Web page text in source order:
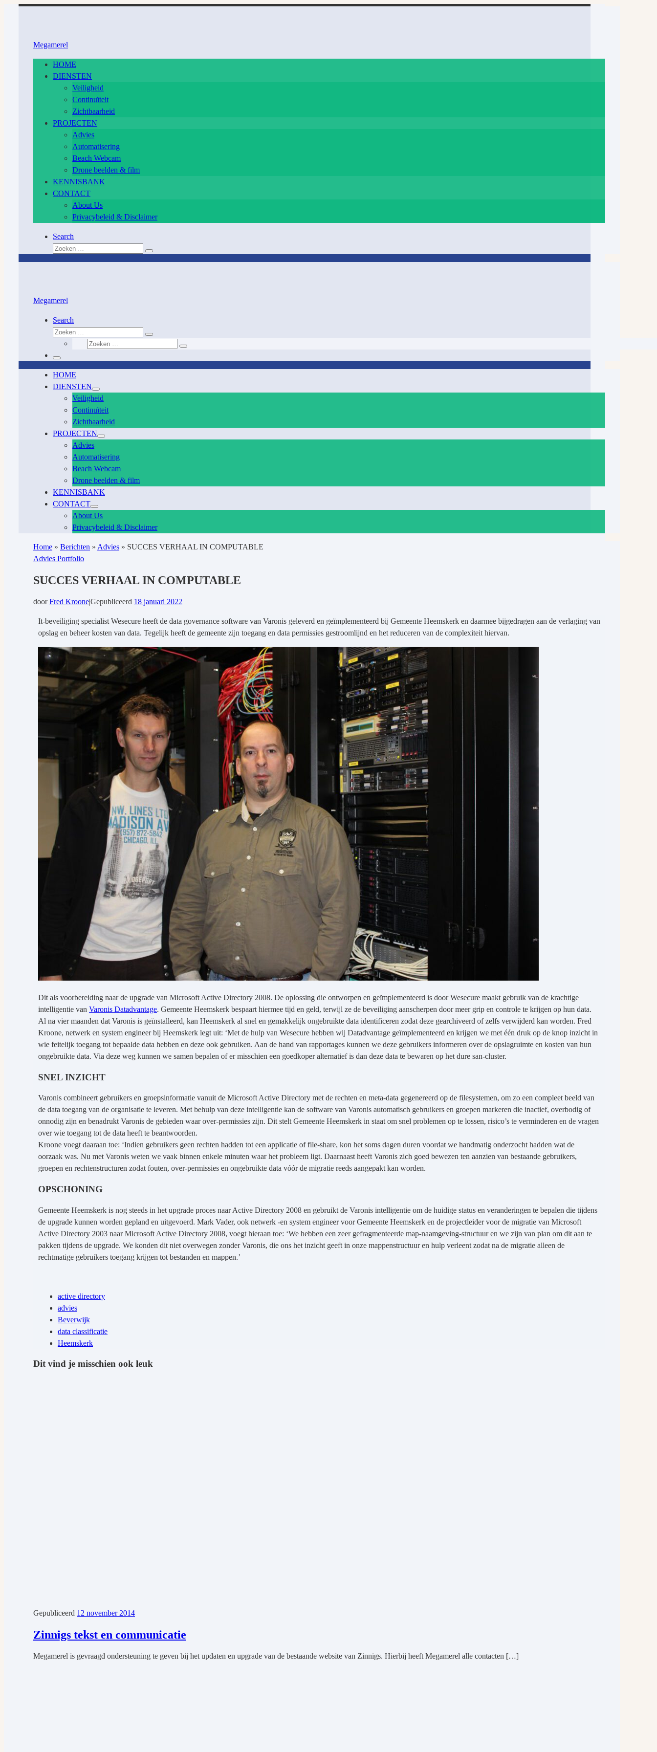
Megamerel
HOME
DIENSTEN
Veiligheid
Continuïteit
Zichtbaarheid
PROJECTEN
Advies
Automatisering
Beach Webcam
Drone beelden & film
KENNISBANK
CONTACT
About Us
Privacybeleid & Disclaimer
Search
Zoeken
Zoeken
…
Megamerel
Search
Zoeken
Zoeken
Zoeken
Zoeken
Menu
HOME
DIENSTEN
Veiligheid
Continuïteit
Zichtbaarheid
PROJECTEN
Advies
Automatisering
Beach Webcam
Drone beelden & film
KENNISBANK
CONTACT
About Us
Privacybeleid & Disclaimer
Home » Berichten » Advies » SUCCES VERHAAL IN COMPUTABLE
Advies Portfolio
SUCCES VERHAAL IN COMPUTABLE
doorFred Kroone|Gepubliceerd 18 januari 2022
It-beveiliging specialist Wesecure heeft de data governance software van Varonis geleverd en geïmplementeerd bij Gemeente Heemskerk en daarmee bijgedragen aan de verlaging van
opslag en beheer kosten van data. Tegelijk heeft de gemeente zijn toegang en data permissies gestroomlijnd en het reduceren van de complexiteit hiervan.
Dit als voorbereiding naar de upgrade van Microsoft Active Directory 2008. De oplossing die ontworpen en geïmplementeerd is door Wesecure maakt gebruik van de krachtige
intelligentie van Varonis Datadvantage. Gemeente Heemskerk bespaart hiermee tijd en geld, terwijl ze de beveiliging aanscherpen door meer grip en controle te krijgen op hun data.
Al na vier maanden dat Varonis is geïnstalleerd, kan Heemskerk al snel en gemakkelijk ongebruikte data identificeren zodat deze gearchiveerd of zelfs verwijderd kan worden. Fred
Kroone, netwerk en system engineer bij Heemskerk legt uit: ‘Met de hulp van Wesecure hebben wij Datadvantage geïmplementeerd en krijgen we met één druk op de knop inzicht in
wie feitelijk toegang tot bepaalde data hebben en deze ook gebruiken. Aan de hand van rapportages kunnen we deze gebruikers informeren over de opslagruimte en kosten van hun
ongebruikte data. Via deze weg kunnen we samen bepalen of er misschien een goedkoper alternatief is dan deze data te bewaren op het dure san-cluster.
SNEL INZICHT
Varonis combineert gebruikers en groepsinformatie vanuit de Microsoft Active Directory met de rechten en meta-data gegenereerd op de filesystemen, om zo een compleet beeld van
de data toegang van de organisatie te leveren. Met behulp van deze intelligentie kan de software van Varonis automatisch gebruikers en groepen markeren die inactief, overbodig of
onnodig zijn en benadrukt Varonis de gebieden waar over-permissies zijn. Dit stelt Gemeente Heemskerk in staat om snel problemen op te lossen, risico’s te verminderen en de vragen
over wie toegang tot de data heeft te beantwoorden.
Kroone voegt daaraan toe: ‘Indien gebruikers geen rechten hadden tot een applicatie of file-share, kon het soms dagen duren voordat we handmatig onderzocht hadden wat de
oorzaak was. Nu met Varonis weten we vaak binnen enkele minuten waar het probleem ligt. Daarnaast heeft Varonis zich goed bewezen ten aanzien van bestaande gebruikers,
groepen en rechtenstructuren zodat fouten, over-permissies en ongebruikte data vóór de migratie reeds aangepakt kan worden.
OPSCHONING
Gemeente Heemskerk is nog steeds in het upgrade proces naar Active Directory 2008 en gebruikt de Varonis intelligentie om de huidige status en veranderingen te bepalen die tijdens
de upgrade kunnen worden gepland en uitgevoerd. Mark Vader, ook netwerk -en system engineer voor Gemeente Heemskerk en de projectleider voor de migratie van Microsoft
Active Directory 2003 naar Microsoft Active Directory 2008, voegt hieraan toe: ‘We hebben een zeer gefragmenteerde map-naamgeving-structuur en we zijn van plan om dit aan te
pakken tijdens de upgrade. We konden dit niet overwegen zonder Varonis, die ons het inzicht geeft in onze mappenstructuur en hulp verleent zodat na de migratie alleen de
rechtmatige gebruikers toegang krijgen tot bestanden en mappen.’
active directory
advies
Beverwijk
data classificatie
Heemskerk
Dit vind je misschien ook leuk
Gepubliceerd 12 november 2014
Zinnigs tekst en communicatie
Megamerel is gevraagd ondersteuning te geven bij het updaten en upgrade van de bestaande website van Zinnigs. Hierbij heeft Megamerel alle contacten […]